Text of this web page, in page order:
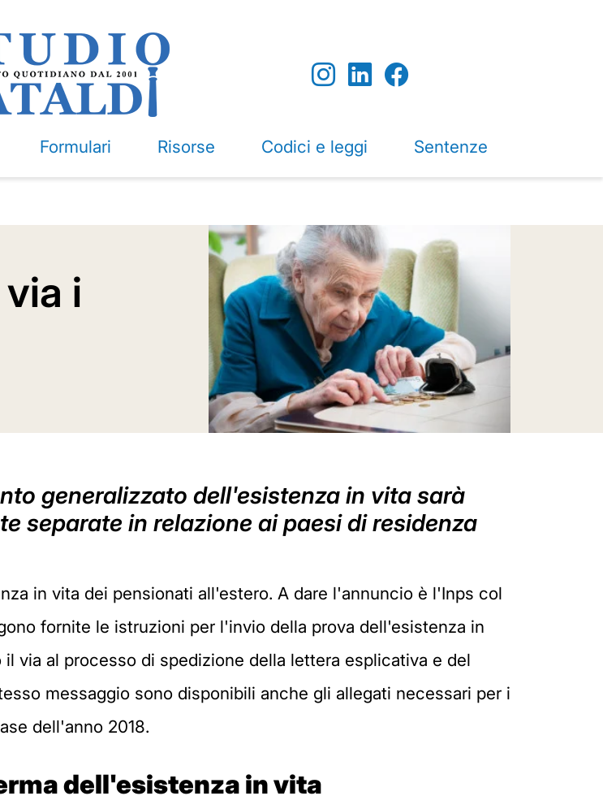
Formulari Risorse Codici e leggi Sentenze
i
generalizzato dell'esistenza in vita sarà
separate in relazione ai paesi di residenza
in vita dei pensionati all'estero. A dare l'annuncio è l'Inps col
fornite le istruzioni per l'invio della prova dell'esistenza in
via al processo di spedizione della lettera esplicativa e del
messaggio sono disponibili anche gli allegati necessari per i
dell'anno 2018.
dell'esistenza in vita